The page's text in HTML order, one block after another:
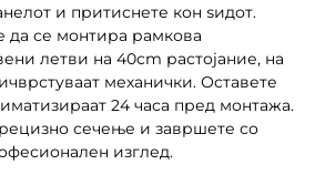
и притиснете кон ѕидот.
да се монтира рамкова
летви на 40cm растојание, на
механички. Оставете
24 часа пред монтажа.
сечење и завршете со
изглед.